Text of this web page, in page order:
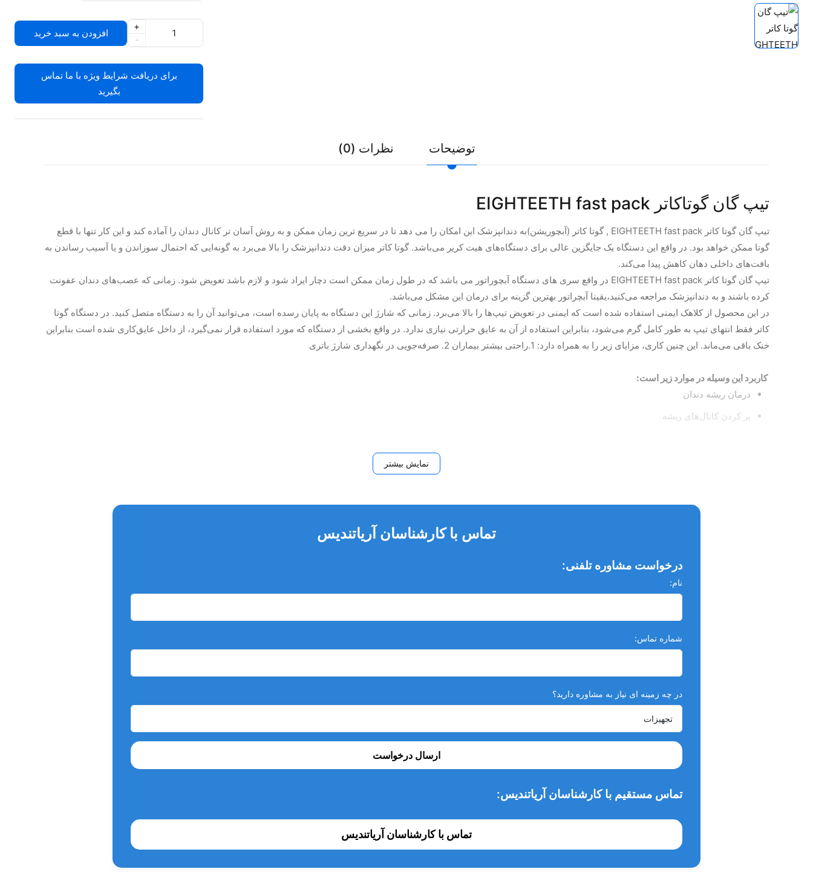
-
+
افزودن به سبد خرید
برای دریافت شرایط ویژه با ما تماس
بگیرید
توضیحات نظرات (0)
تیپ گان گوتاکاتر EIGHTEETH fast pack
تیپ گان گوتا کاتر EIGHTEETH fast pack , گوتا کاتر (آبچوریشن)به دندانپزشک این امکان را می دهد تا در سریع ترین زمان ممکن و به روش آسان تر کانال دندان را آماده کند و این کار تنها با قطع
گوتا ممکن خواهد بود. در واقع این دستگاه یک جایگزین عالی برای دستگاه‌های هیت کریر می‌باشد. گوتا کاتر میزان دقت دندانپزشک را بالا می‌برد به گونه‌ایی که احتمال سوزاندن و یا آسیب رساندن به
بافت‌های داخلی دهان کاهش پیدا می‌کند.
تیپ گان گوتا کاتر EIGHTEETH fast pack در واقع سری های دستگاه آبچوراتور می باشد که در طول زمان ممکن است دچار ایراد شود و لازم باشد تعویض شود. زمانی که عصب‌های دندان عفونت
کرده باشند و به دندانپزشک مراجعه می‌کنید،یقینا آبچراتور بهترین گزینه برای درمان این مشکل می‌باشد.
در این محصول از کلاهک ایمنی استفاده شده است که ایمنی در تعویض تیپ‌ها را بالا می‌برد. زمانی که شارژ این دستگاه به پایان رسده است، می‌توانید آن را به دستگاه متصل کنید. در دستگاه گوتا
کاتر فقط انتهای تیپ به طور کامل گرم می‌شود، بنابراین استفاده از آن به عایق حرارتی نیازی ندارد. در واقع بخشی از دستگاه که مورد استفاده قرار نمی‌گیرد، از داخل عایق‌کاری شده است بنابراین
خنک باقی می‌ماند. این چنین کاری، مزایای زیر را به همراه دارد: 1.راحتی بیشتر بیماران 2. صرفه‌جویی در نگهداری شارژ باتری
کاربرد این وسیله در موارد زیر است:
درمان ریشه دندان
پر کردن کانال‌های ریشه
دارای طراحی زیبا و ارگونومیک
مدیوم: زرد رنگ سایز 50
لارج: آبی رنگ سایز 60
نمایش بیشتر
تماس با کارشناسان آریاتندیس
درخواست مشاوره تلفنی:
نام:
شماره تماس:
در چه زمینه ای نیاز به مشاوره دارید؟
ارسال درخواست
تماس مستقیم با کارشناسان آریاتندیس:
تماس با کارشناسان آریاتندیس